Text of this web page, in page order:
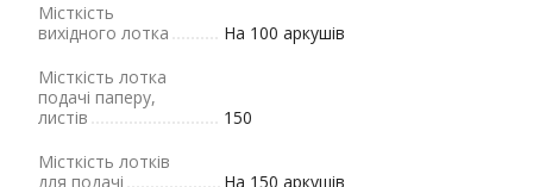
Місткість
вихідного лотка
На 100 аркушів
Місткість лотка
подачі паперу,
листів
150
Місткість лотків
для подачі
На 150 аркушів